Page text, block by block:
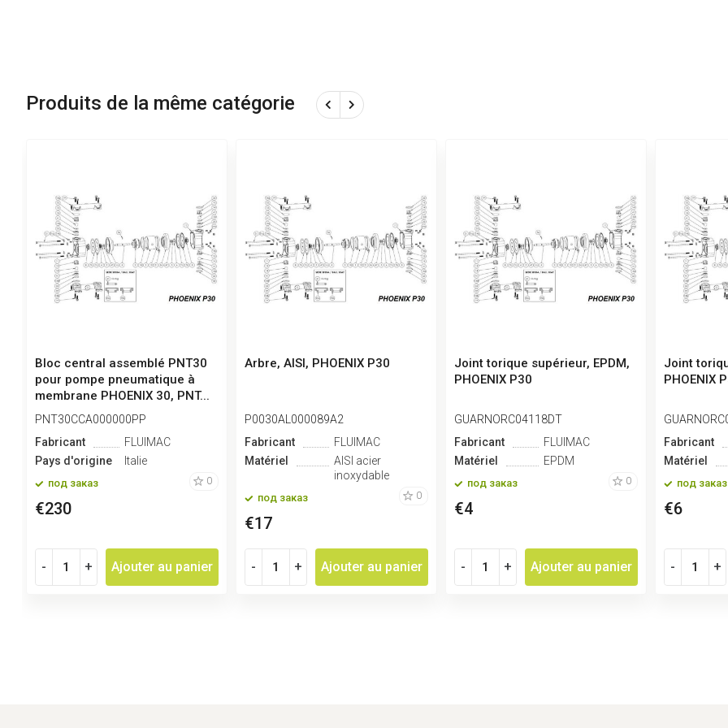
Produits de la même catégorie
Bloc central assemblé PNT30
pour pompe pneumatique à
membrane PHOENIX 30, PNT...
PNT30CCA000000PP
Fabricant
FLUIMAC
Pays d'origine
Italie
под заказ 0
€230
- + Ajouter au panier
Arbre, AISI, PHOENIX P30
P0030AL000089A2
Fabricant
FLUIMAC
Matériel
AISI acier
inoxydable
под заказ 0
€17
- + Ajouter au panier
Joint torique supérieur, EPDM,
PHOENIX P30
GUARNORC04118DT
Fabricant
FLUIMAC
Matériel
EPDM
под заказ 0
€4
- + Ajouter au panier
Joint
PHOENIX
Fabricant
Matériel
под заказ
€6
- +